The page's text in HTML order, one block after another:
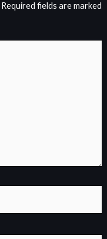
Required fields are marked